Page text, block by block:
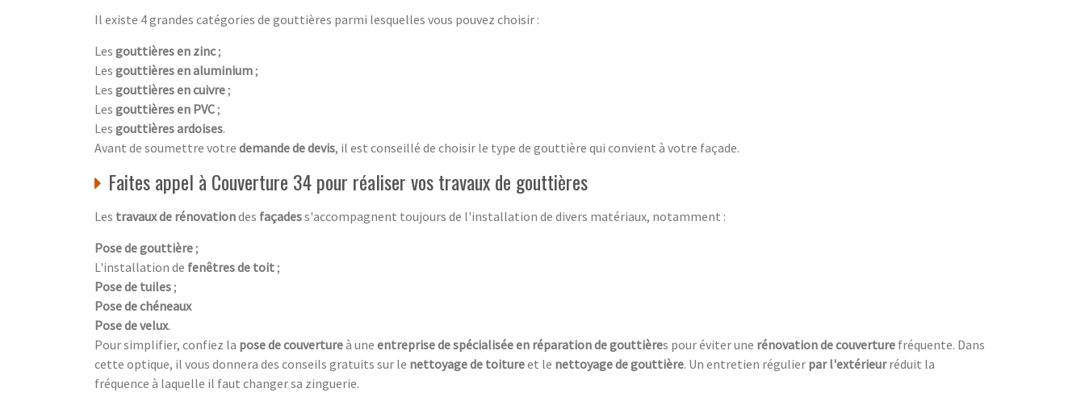
Il existe 4 grandes catégories de gouttières parmi lesquelles vous pouvez choisir :
Les gouttières en zinc;
Les gouttières en aluminium ;
Les gouttières en cuivre ;
Les gouttières en PVC ;
Les gouttières ardoises.
Avant de soumettre votre demande de devis, il est conseillé de choisir le type de gouttière qui convient à votre façade.
Faites appel à Couverture 34 pour réaliser vos travaux de gouttières
Les travaux de rénovationdes façadess'accompagnent toujours de l'installation de divers matériaux, notamment :
Pose de gouttière ;
L'installation de fenêtres de toit ;
Pose de tuiles ;
Pose de chéneaux
Pose de velux.
Pour simplifier, confiez la pose de couvertureà une entreprise de spécialisée en réparation degouttières pour éviter une rénovation de couverture fréquente. Dans
cette optique, il vous donnera des conseils gratuits sur le nettoyage de toitureet le nettoyage de gouttière. Un entretien régulier par l'extérieurréduit la
fréquence à laquelle il faut changer sa zinguerie.